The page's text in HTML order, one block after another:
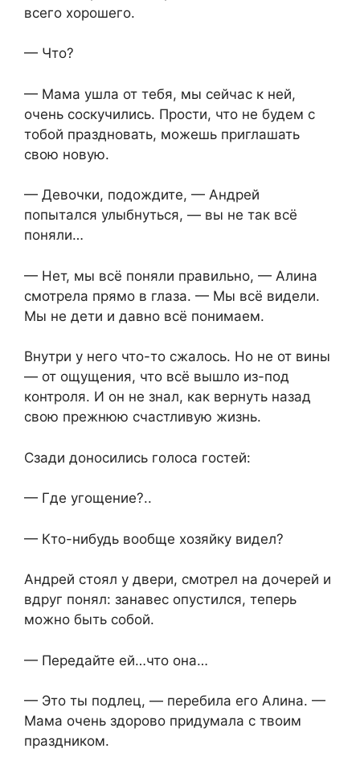
всего хорошего.
— Что?
— Мама ушла от тебя, мы сейчас к ней,
очень соскучились. Прости, что не будем с
тобой праздновать, можешь приглашать
свою новую.
— Девочки, подождите, — Андрей
попытался улыбнуться, — вы не так всё
поняли…
— Нет, мы всё поняли правильно, — Алина
смотрела прямо в глаза. — Мы всё видели.
Мы не дети и давно всё понимаем.
Внутри у него что-то сжалось. Но не от вины
— от ощущения, что всё вышло из-под
контроля. И он не знал, как вернуть назад
свою прежнюю счастливую жизнь.
Сзади доносились голоса гостей:
— Где угощение?..
— Кто-нибудь вообще хозяйку видел?
Андрей стоял у двери, смотрел на дочерей и
вдруг понял: занавес опустился, теперь
можно быть собой.
— Передайте ей…что она…
— Это ты подлец, — перебила его Алина. —
Мама очень здорово придумала с твоим
праздником.